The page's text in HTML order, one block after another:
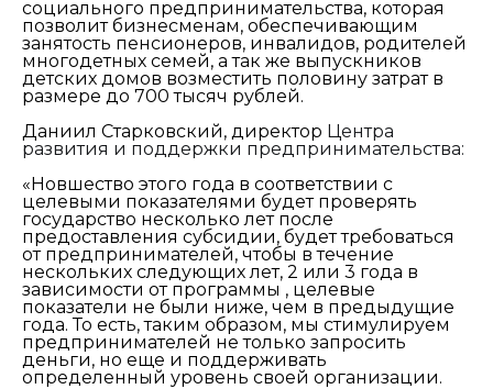
социального предпринимательства, которая
позволит бизнесменам, обеспечивающим
занятость пенсионеров, инвалидов, родителей
многодетных семей, а так же выпускников
детских домов возместить половину затрат в
размере до 700 тысяч рублей.
Даниил Старковский, директор Центра
развития и поддержки предпринимательства:
«Новшество этого года в соответствии с
целевыми показателями будет проверять
государство несколько лет после
предоставления субсидии, будет требоваться
от предпринимателей, чтобы в течение
нескольких следующих лет, 2 или 3 года в
зависимости от программы , целевые
показатели не были ниже, чем в предыдущие
года. То есть, таким образом, мы стимулируем
предпринимателей не только запросить
деньги, но еще и поддерживать
определенный уровень своей организации.